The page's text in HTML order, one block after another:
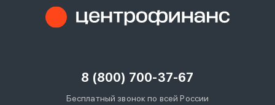
8 (800) 700-37-67
Бесплатный звонок по всей России
Войти под другим номером